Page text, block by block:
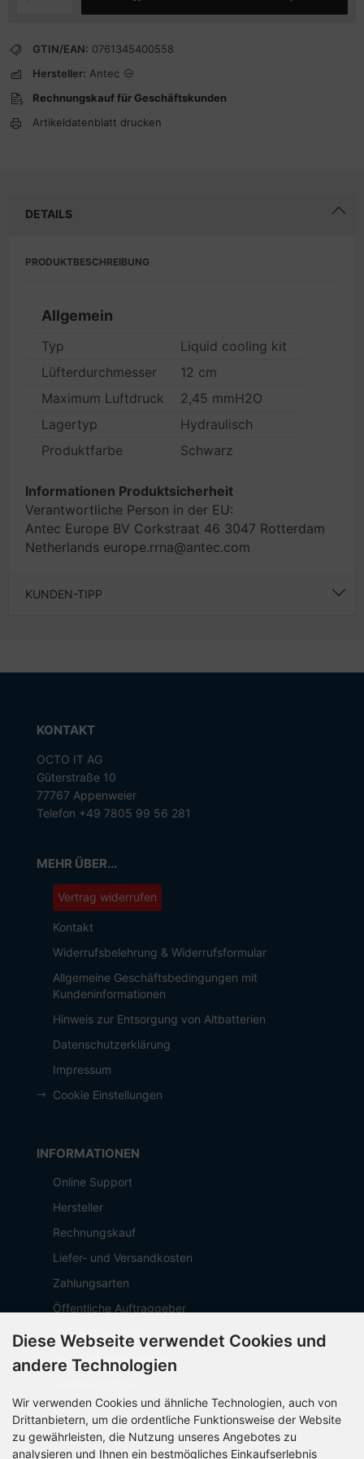
GTIN/EAN: 0761345400558
Hersteller: Antec
Rechnungskauf für Geschäftskunden
Artikeldatenblatt drucken
DETAILS
PRODUKTBESCHREIBUNG
Allgemein
Typ
Liquid cooling kit
Lüfterdurchmesser
12 cm
Maximum Luftdruck
2,45 mmH2O
Lagertyp
Hydraulisch
Produktfarbe
Schwarz
Informationen Produktsicherheit
Verantwortliche Person in der EU:
Antec Europe BV Corkstraat 46 3047 Rotterdam
Netherlands europe.rrna@antec.com
KUNDEN-TIPP
KONTAKT
OCTO IT AG
Güterstraße 10
77767 Appenweier
Telefon +49 7805 99 56 281
MEHR ÜBER...
Vertrag widerrufen
Kontakt
Widerrufsbelehrung & Widerrufsformular
Allgemeine Geschäftsbedingungen mit
Kundeninformationen
Hinweis zur Entsorgung von Altbatterien
Datenschutzerklärung
Impressum
Cookie Einstellungen
INFORMATIONEN
Online Support
Hersteller
Rechnungskauf
Liefer- und Versandkosten
Zahlungsarten
Öffentliche Auftraggeber
Geschäftskunden
Beschaffungsplattform
Über OCTO IT
Sitemap
Diese Webseite verwendet Cookies und
andere Technologien
Wir verwenden Cookies und ähnliche Technologien, auch von
Drittanbietern, um die ordentliche Funktionsweise der Website
zu gewährleisten, die Nutzung unseres Angebotes zu
analysieren und Ihnen ein bestmögliches Einkaufserlebnis